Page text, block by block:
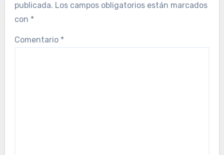
publicada. Los campos obligatorios están marcados
con *
Comentario *